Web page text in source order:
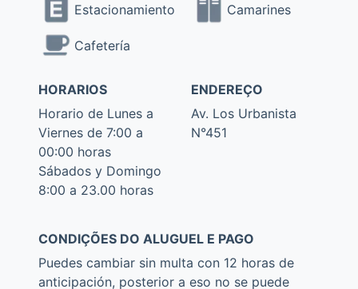
Estacionamiento Camarines
Cafetería
HORARIOS
Horario de Lunes a
Viernes de 7:00 a
00:00 horas
Sábados y Domingo
8:00 a 23.00 horas
ENDEREÇO
Av. Los Urbanista
N°451
CONDIÇÕES DO ALUGUEL E PAGO
Puedes cambiar sin multa con 12 horas de
anticipación, posterior a eso no se puede